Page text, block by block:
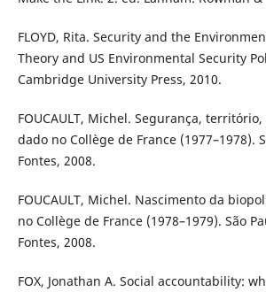
FLOYD, Rita. Security and the
Theory and US Environmental Security
Cambridge University Press, 2010.
FOUCAULT, Michel. Segurança,
dado no Collège de France (1977–1978).
Fontes, 2008.
FOUCAULT, Michel. Nascimento da
no Collège de France (1978–1979). São
Fontes, 2008.
FOX, Jonathan A. Social accountability: